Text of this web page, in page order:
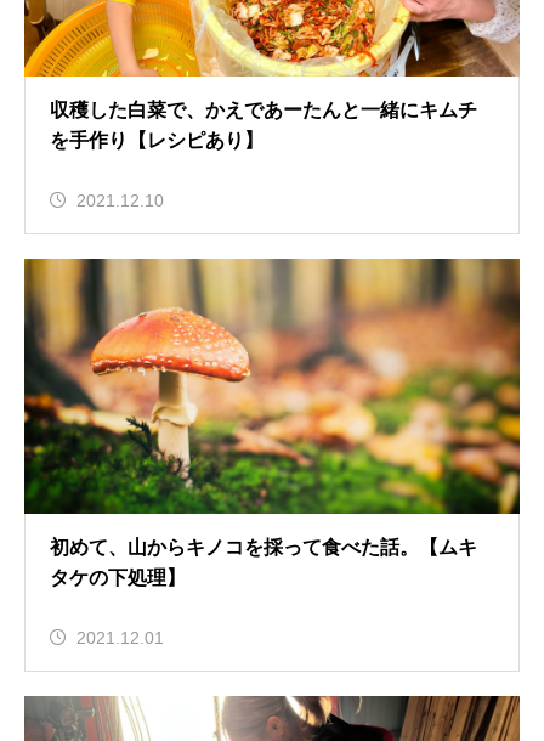
収穫した白菜で、かえであーたんと一緒にキムチ
を手作り【レシピあり】
2021.12.10
初めて、山からキノコを採って食べた話。【ムキ
タケの下処理】
2021.12.01